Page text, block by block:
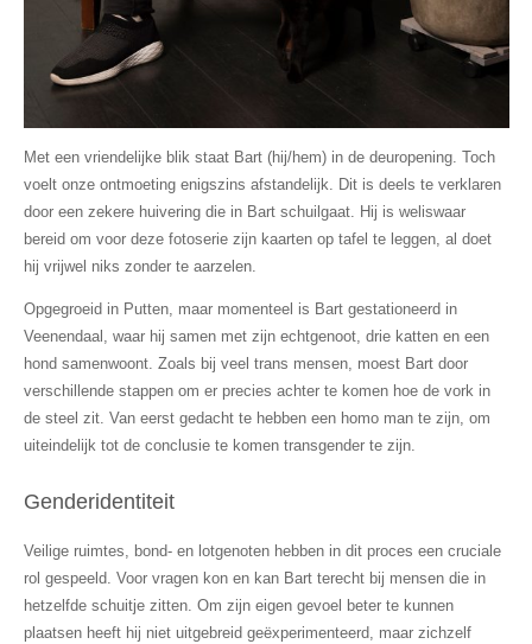
Met een vriendelijke blik staat Bart (hij/hem) in de deuropening. Toch
voelt onze ontmoeting enigszins afstandelijk. Dit is deels te verklaren
door een zekere huivering die in Bart schuilgaat. Hij is weliswaar
bereid om voor deze fotoserie zijn kaarten op tafel te leggen, al doet
hij vrijwel niks zonder te aarzelen.
Opgegroeid in Putten, maar momenteel is Bart gestationeerd in
Veenendaal, waar hij samen met zijn echtgenoot, drie katten en een
hond samenwoont. Zoals bij veel trans mensen, moest Bart door
verschillende stappen om er precies achter te komen hoe de vork in
de steel zit. Van eerst gedacht te hebben een homo man te zijn, om
uiteindelijk tot de conclusie te komen transgender te zijn.
Genderidentiteit
Veilige ruimtes, bond- en lotgenoten hebben in dit proces een cruciale
rol gespeeld. Voor vragen kon en kan Bart terecht bij mensen die in
hetzelfde schuitje zitten. Om zijn eigen gevoel beter te kunnen
plaatsen heeft hij niet uitgebreid geëxperimenteerd, maar zichzelf